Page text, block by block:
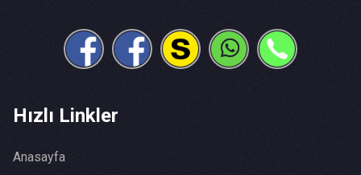
Hızlı Linkler
Anasayfa